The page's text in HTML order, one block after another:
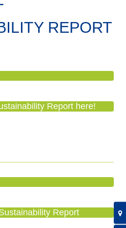
REPORT
Report here!
Report